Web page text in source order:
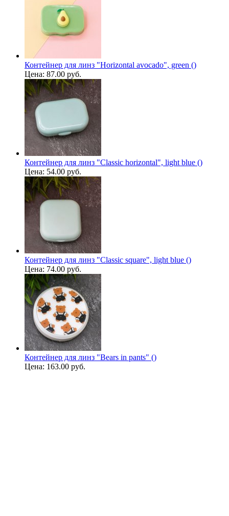
Контейнер для линз "Horizontal avocado", green ()
Цена: 87.00 руб.
Контейнер для линз "Classic horizontal", light blue ()
Цена: 54.00 руб.
Контейнер для линз "Classic square", light blue ()
Цена: 74.00 руб.
Контейнер для линз "Bears in pants" ()
Цена: 163.00 руб.